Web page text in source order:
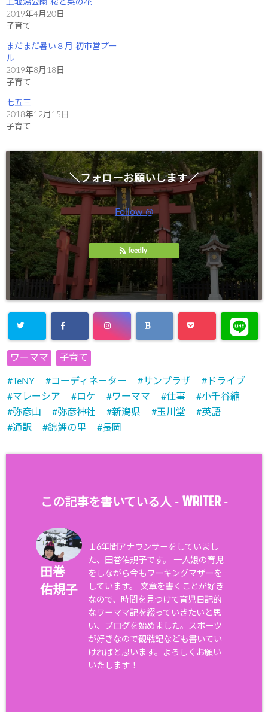
で
共
有
(
し
い
ィ
ン
ド
ウ
開
き
ま
す
)
に
は
ク
し
く
だ
し
い
ウ
で
開
き
ま
す
)
上堰潟公園 桜と菜の花
2019年4月20日
子育て
まだまだ暑い８月 初市営プー
ル
2019年8月18日
子育て
七五三
2018年12月15日
子育て
＼フォローお願いします／
Follow @
feedly
ワーママ 子育て
TeNY コーディネーター サンプラザ
ドライブ
マレーシア
ロケ ワーママ 仕事
小千谷縮
弥彦山
弥彦神社 新潟県 玉川堂
英語
通訳
錦鯉の里 長岡
この記事を書いている人 - WRITER-
田巻
佑規子
１6年間アナウンサーをしていまし
た、田巻佑規子です。 一人娘の育児
をしながら今もワーキングマザーを
しています。 文章を書くことが好き
なので、時間を見つけて育児日記的
なワーママ記を綴っていきたいと思
い、ブログを始めました。スポーツ
が好きなので観戦記なども書いてい
ければと思います。よろしくお願い
いたします！